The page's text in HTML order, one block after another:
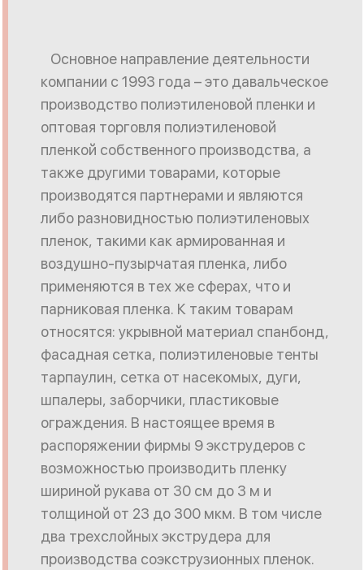
Основное направление деятельности
компании с 1993 года – это давальческое
производство полиэтиленовой пленки и
оптовая торговля полиэтиленовой
пленкой собственного производства, а
также другими товарами, которые
производятся партнерами и являются
либо разновидностью полиэтиленовых
пленок, такими как армированная и
воздушно-пузырчатая пленка, либо
применяются в тех же сферах, что и
парниковая пленка. К таким товарам
относятся: укрывной материал спанбонд,
фасадная сетка, полиэтиленовые тенты
тарпаулин, сетка от насекомых, дуги,
шпалеры, заборчики, пластиковые
ограждения. В настоящее время в
распоряжении фирмы 9 экструдеров с
возможностью производить пленку
шириной рукава от 30 см до 3 м и
толщиной от 23 до 300 мкм. В том числе
два трехслойных экструдера для
производства соэкструзионных пленок.